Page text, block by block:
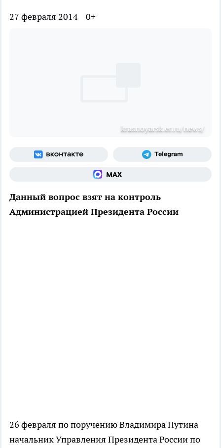
27 февраля 2014 0+
krasnoyarsk.er.ru/news/
Данный вопрос взят на контроль
Администрацией Президента России
26 февраля по поручению Владимира Путина
начальник Управления Президента России по